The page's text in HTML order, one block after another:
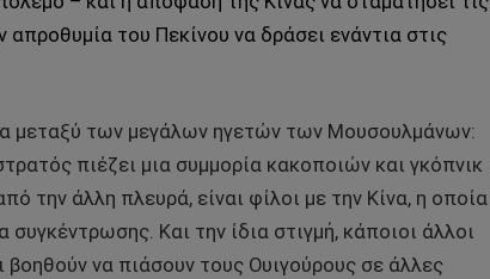
του Πεκίνου να δράσει ενάντια στις
μεταξύ των μεγάλων ηγετών των Μουσουλμάνων:
πιέζει μια συμμορία κακοποιών και γκόπνικ
την άλλη πλευρά, είναι φίλοι με την Κίνα, η οποία
Και την ίδια στιγμή, κάποιοι άλλοι
να πιάσουν τους Ουιγούρους σε άλλες